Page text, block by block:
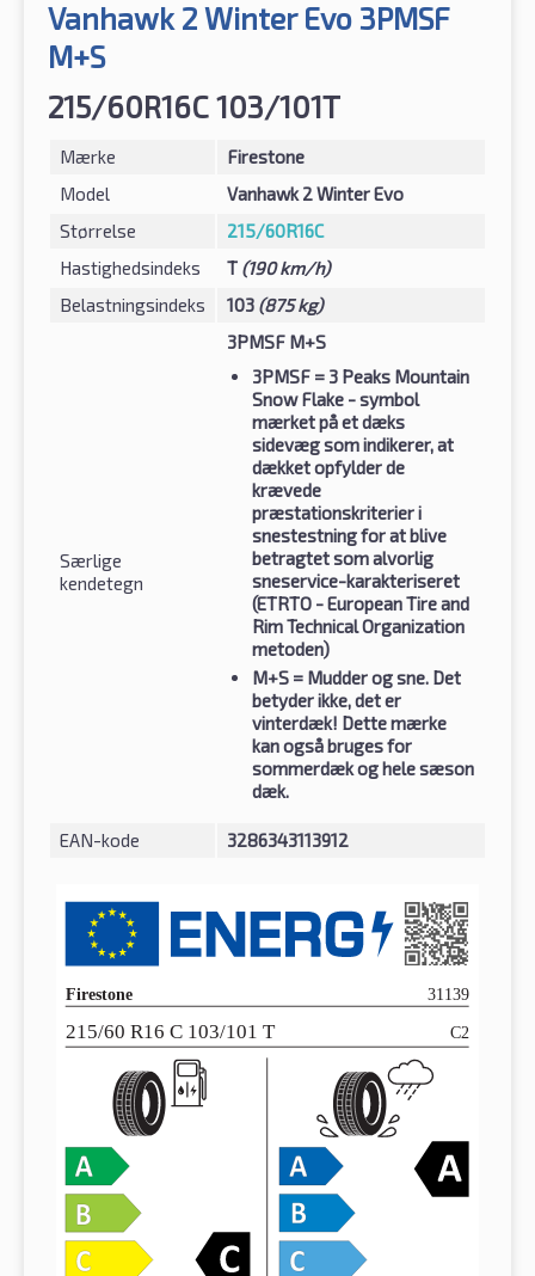
Vanhawk 2 Winter Evo 3PMSF
M+S
215/60R16C 103/101T
Mærke
Firestone
Model
Vanhawk 2 Winter Evo
Størrelse
215/60R16C
Hastighedsindeks
T (190 km/h)
Belastningsindeks
103 (875 kg)
Særlige
kendetegn
3PMSF M+S
3PMSF = 3 Peaks Mountain
Snow Flake - symbol
mærket på et dæks
sidevæg som indikerer, at
dækket opfylder de
krævede
præstationskriterier i
snestestning for at blive
betragtet som alvorlig
sneservice-karakteriseret
(ETRTO - European Tire and
Rim Technical Organization
metoden)
M+S = Mudder og sne. Det
betyder ikke, det er
vinterdæk! Dette mærke
kan også bruges for
sommerdæk og hele sæson
dæk.
EAN-kode 3286343113912